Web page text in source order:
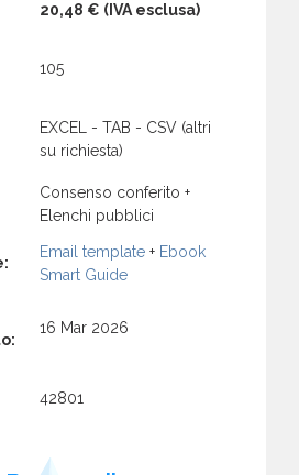
20,48 € (IVA esclusa)
105
EXCEL - TAB - CSV (altri
su richiesta)
Consenso conferito +
Elenchi pubblici
Email template + Ebook
Smart Guide
16 Mar 2026
42801